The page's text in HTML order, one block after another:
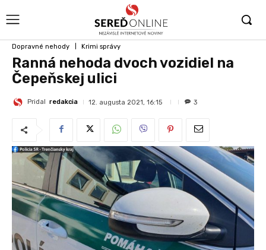
Dopravné nehody Krimi správy
Ranná nehoda dvoch vozidiel na
Čepeňskej ulici
Pridal redakcia 12. augusta 2021, 16:15 3